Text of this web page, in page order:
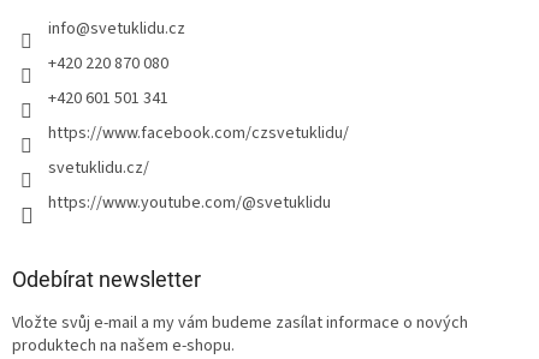
info@svetuklidu.cz
+420 220 870 080
+420 601 501 341
https://www.facebook.com/czsvetuklidu/
svetuklidu.cz/
https://www.youtube.com/@svetuklidu
Odebírat newsletter
Vložte svůj e-mail a my vám budeme zasílat informace o nových
produktech na našem e-shopu.